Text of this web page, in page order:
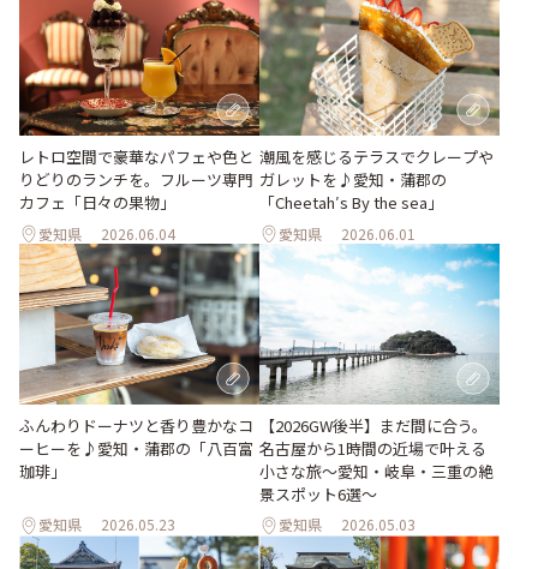
レトロ空間で豪華なパフェや色と
りどりのランチを。フルーツ専門
カフェ「日々の果物」
愛知県 2026.06.04
潮風を感じるテラスでクレープや
ガレットを♪愛知・蒲郡の
「Cheetah′s By the sea」
愛知県 2026.06.01
ふんわりドーナツと香り豊かなコ
ーヒーを♪愛知・蒲郡の「八百富
珈琲」
愛知県 2026.05.23
【2026GW後半】まだ間に合う。
名古屋から1時間の近場で叶える
小さな旅～愛知・岐阜・三重の絶
景スポット6選～
愛知県 2026.05.03